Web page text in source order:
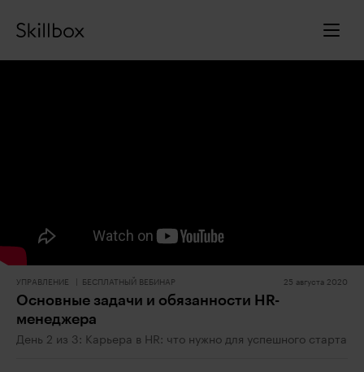
УПРАВЛЕНИЕ БЕСПЛАТНЫЙ ВЕБИНАР 25 августа 2020
Основные задачи и обязанности HR-
менеджера
День 2 из 3: Карьера в HR: что нужно для успешного старта